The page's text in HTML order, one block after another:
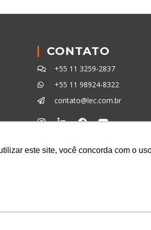
este site, você concorda com o
CONTATO
+55 11 3259-2837
+55 11 98924-8322
contato@lec.com.br